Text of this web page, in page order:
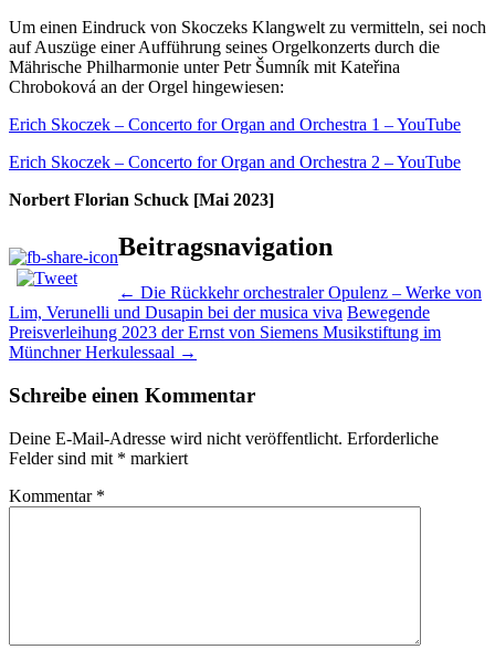
Um einen Eindruck von Skoczeks Klangwelt zu vermitteln, sei noch
auf Auszüge einer Aufführung seines Orgelkonzerts durch die
Mährische Philharmonie unter Petr Šumník mit Kateřina
Chroboková an der Orgel hingewiesen:
Erich Skoczek – Concerto for Organ and Orchestra 1 – YouTube
Erich Skoczek – Concerto for Organ and Orchestra 2 – YouTube
Norbert Florian Schuck [Mai 2023]
Beitragsnavigation
← Die Rückkehr orchestraler Opulenz – Werke von
Lim, Verunelli und Dusapin bei der musica viva Bewegende
Preisverleihung 2023 der Ernst von Siemens Musikstiftung im
Münchner Herkulessaal →
Schreibe einen Kommentar
Deine E-Mail-Adresse wird nicht veröffentlicht. Erforderliche
Felder sind mit * markiert
Kommentar *